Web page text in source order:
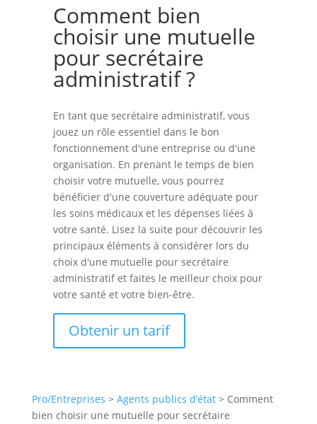
Comment bien
choisir une mutuelle
pour secrétaire
administratif ?
En tant que secrétaire administratif, vous
jouez un rôle essentiel dans le bon
fonctionnement d'une entreprise ou d'une
organisation. En prenant le temps de bien
choisir votre mutuelle, vous pourrez
bénéficier d'une couverture adéquate pour
les soins médicaux et les dépenses liées à
votre santé. Lisez la suite pour découvrir les
principaux éléments à considérer lors du
choix d'une mutuelle pour secrétaire
administratif et faites le meilleur choix pour
votre santé et votre bien-être.
Obtenir un tarif
Pro/Entreprises > Agents publics d’état > Comment
bien choisir une mutuelle pour secrétaire